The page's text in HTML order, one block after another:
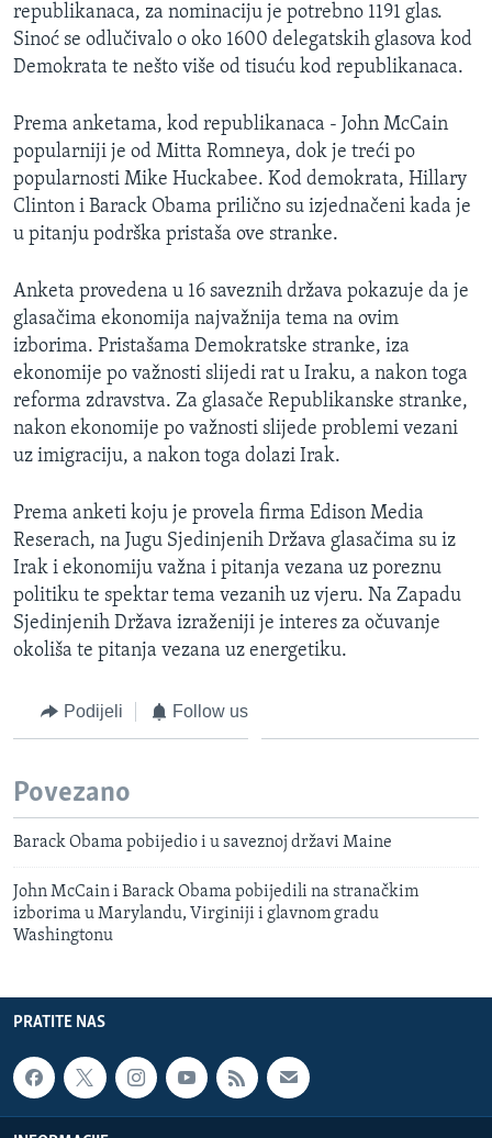
republikanaca, za nominaciju je potrebno 1191 glas.
Sinoć se odlučivalo o oko 1600 delegatskih glasova kod
Demokrata te nešto više od tisuću kod republikanaca.
Prema anketama, kod republikanaca - John McCain
popularniji je od Mitta Romneya, dok je treći po
popularnosti Mike Huckabee. Kod demokrata, Hillary
Clinton i Barack Obama prilično su izjednačeni kada je
u pitanju podrška pristaša ove stranke.
Anketa provedena u 16 saveznih država pokazuje da je
glasačima ekonomija najvažnija tema na ovim
izborima. Pristašama Demokratske stranke, iza
ekonomije po važnosti slijedi rat u Iraku, a nakon toga
reforma zdravstva. Za glasače Republikanske stranke,
nakon ekonomije po važnosti slijede problemi vezani
uz imigraciju, a nakon toga dolazi Irak.
Prema anketi koju je provela firma Edison Media
Reserach, na Jugu Sjedinjenih Država glasačima su iz
Irak i ekonomiju važna i pitanja vezana uz poreznu
politiku te spektar tema vezanih uz vjeru. Na Zapadu
Sjedinjenih Država izraženiji je interes za očuvanje
okoliša te pitanja vezana uz energetiku.
Podijeli Follow us
Povezano
Barack Obama pobijedio i u saveznoj državi Maine
John McCain i Barack Obama pobijedili na stranačkim
izborima u Marylandu, Virginiji i glavnom gradu
Washingtonu
PRATITE NAS